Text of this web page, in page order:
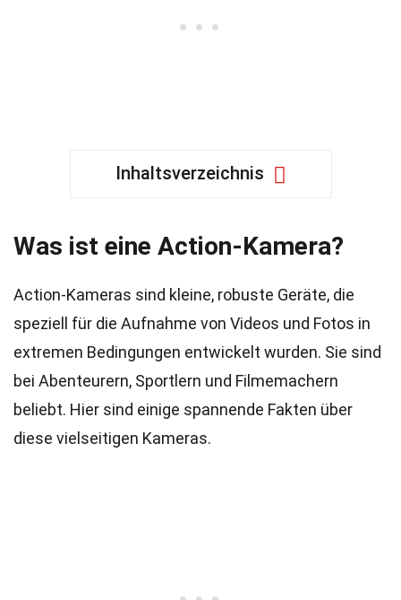
Inhaltsverzeichnis
Was ist eine Action-Kamera?
Action-Kameras sind kleine, robuste Geräte, die
speziell für die Aufnahme von Videos und Fotos in
extremen Bedingungen entwickelt wurden. Sie sind
bei Abenteurern, Sportlern und Filmemachern
beliebt. Hier sind einige spannende Fakten über
diese vielseitigen Kameras.